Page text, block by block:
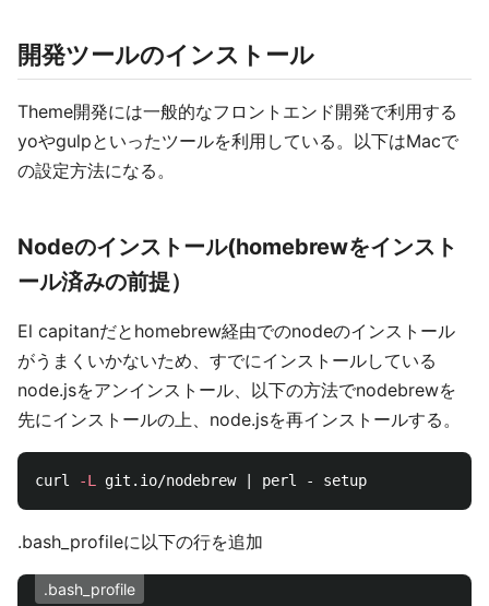
開発ツールのインストール
Theme開発には一般的なフロントエンド開発で利用する
yoやgulpといったツールを利用している。以下はMacで
の設定方法になる。
Nodeのインストール(homebrewをインスト
ール済みの前提）
El capitanだとhomebrew経由でのnodeのインストール
がうまくいかないため、すでにインストールしている
node.jsをアンインストール、以下の方法でnodebrewを
先にインストールの上、node.jsを再インストールする。
curl -L
.bash_profileに以下の行を追加
.bash_profile